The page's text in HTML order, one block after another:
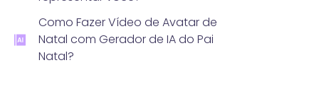
Como Fazer Vídeo de Avatar de
Natal com Gerador de IA do Pai
Natal?